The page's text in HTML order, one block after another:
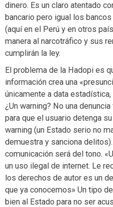
dinero. Es un claro atentado
bancario pero igual los
(aquí en el Perú y en otros
manera al narcotráfico y sus
cumplirán la ley.
El problema de la Hadopi es
información crea una
únicamente a data
¿Un warning? No una
para que el usuario detenga
warning (un Estado serio no
demuestra y sanciona
comunicación será del tono.
un uso ilegal de internet. Le
los derechos de autor es un
que ya conocemos» Un tipo
bien al Estado para no ser